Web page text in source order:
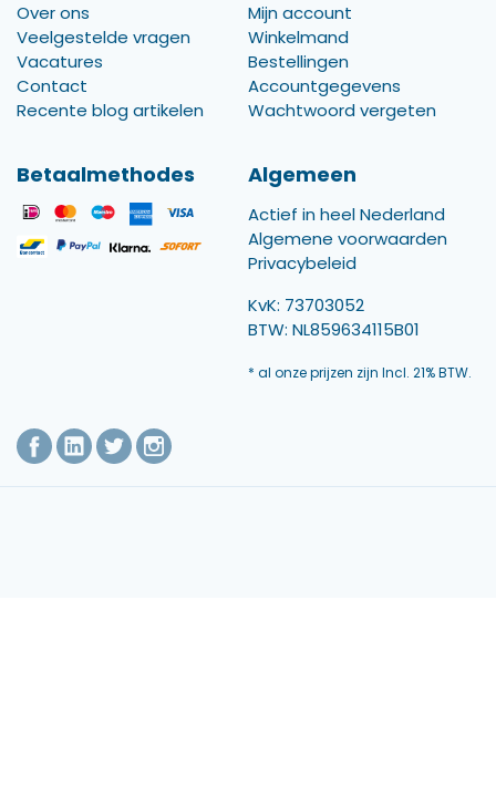
Over ons
Veelgestelde vragen
Vacatures
Contact
Recente blog artikelen
Mijn account
Winkelmand
Bestellingen
Accountgegevens
Wachtwoord vergeten
Betaalmethodes Algemeen
Actief in heel Nederland
Algemene voorwaarden
Privacybeleid
KvK: 73703052
BTW: NL859634115B01
* al onze prijzen zijn Incl. 21% BTW.